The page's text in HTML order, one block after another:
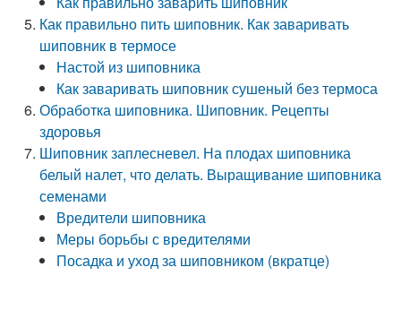
Как правильно пить шиповник. Как заваривать
шиповник в термосе
Настой из шиповника
Как заваривать шиповник сушеный без термоса
Обработка шиповника. Шиповник. Рецепты
здоровья
Шиповник заплесневел. На плодах шиповника
белый налет, что делать. Выращивание шиповника
семенами
Вредители шиповника
Меры борьбы с вредителями
Посадка и уход за шиповником (вкратце)